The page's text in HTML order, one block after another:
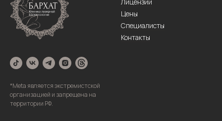
*Meta является экстремистской
организацией и запрещена на
территории РФ.
Цены
Специалисты
Контакты